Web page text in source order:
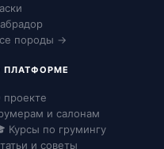
породы →
ПЛАТФОРМЕ
проекте
и салонам
Курсы по грумингу
и советы